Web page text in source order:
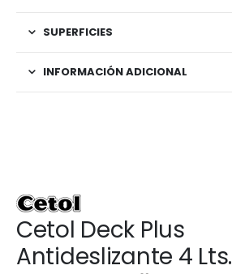
SUPERFICIES
INFORMACIÓN ADICIONAL
Cetol Deck Plus
Antideslizante 4 Lts.